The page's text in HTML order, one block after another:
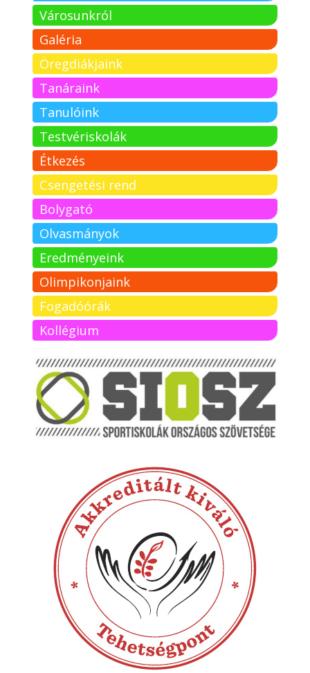
Városunkról
Galéria
Öregdiákjaink
Tanáraink
Tanulóink
Testvériskolák
Étkezés
Csengetési rend
Bolygató
Olvasmányok
Eredményeink
Olimpikonjaink
Fogadóórák
Kollégium